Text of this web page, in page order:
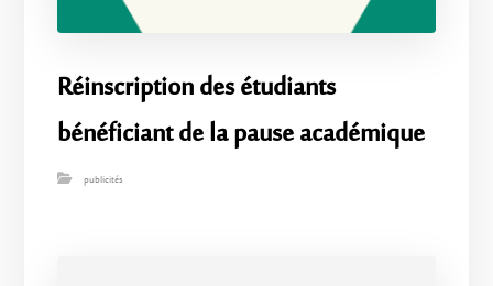
Réinscription des étudiants
bénéficiant de la pause académique
publicités